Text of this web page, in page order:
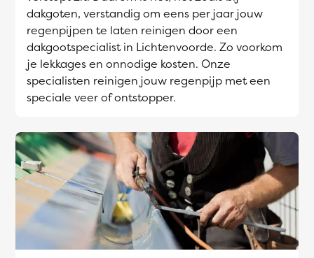
dakgoten, verstandig om eens per jaar jouw
regenpijpen te laten reinigen door een
dakgootspecialist in Lichtenvoorde. Zo voorkom
je lekkages en onnodige kosten. Onze
specialisten reinigen jouw regenpijp met een
speciale veer of ontstopper.